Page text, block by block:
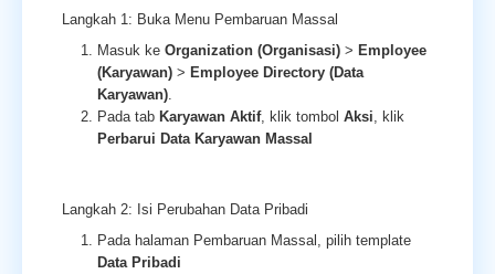
Langkah 1: Buka Menu Pembaruan Massal
Masuk ke Organization (Organisasi) > Employee
(Karyawan) > Employee Directory (Data
Karyawan)
Pada tab Karyawan Aktif, klik tombol Aksi , klik
Perbarui Data Karyawan Massal
Langkah 2: Isi Perubahan Data Pribadi
Pada halaman Pembaruan Massal, pilih template
Data Pribadi